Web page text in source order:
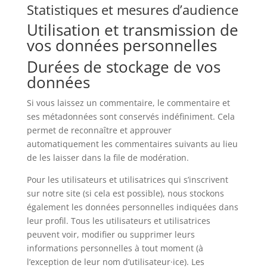
Statistiques et mesures d’audience
Utilisation et transmission de
vos données personnelles
Durées de stockage de vos
données
Si vous laissez un commentaire, le commentaire et
ses métadonnées sont conservés indéfiniment. Cela
permet de reconnaître et approuver
automatiquement les commentaires suivants au lieu
de les laisser dans la file de modération.
Pour les utilisateurs et utilisatrices qui s’inscrivent
sur notre site (si cela est possible), nous stockons
également les données personnelles indiquées dans
leur profil. Tous les utilisateurs et utilisatrices
peuvent voir, modifier ou supprimer leurs
informations personnelles à tout moment (à
l’exception de leur nom d’utilisateur·ice). Les